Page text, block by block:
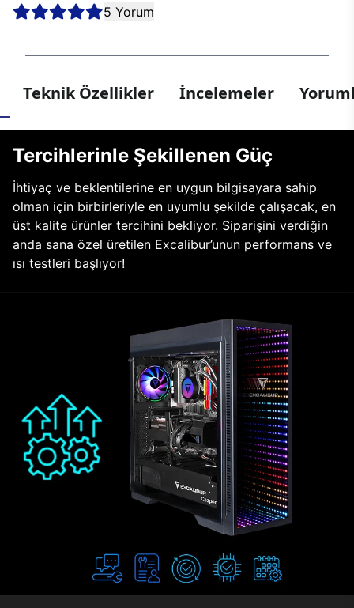
5 Yorum
Teknik Özellikler İncelemeler
Tercihlerinle Şekillenen Güç
İhtiyaç ve beklentilerine en uygun bilgisayara sahip
olman için birbirleriyle en uyumlu şekilde çalışacak, en
üst kalite ürünler tercihini bekliyor. Siparişini verdiğin
anda sana özel üretilen Excalibur’unun performans ve
ısı testleri başlıyor!